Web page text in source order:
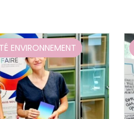
ENVIRONNEMENT